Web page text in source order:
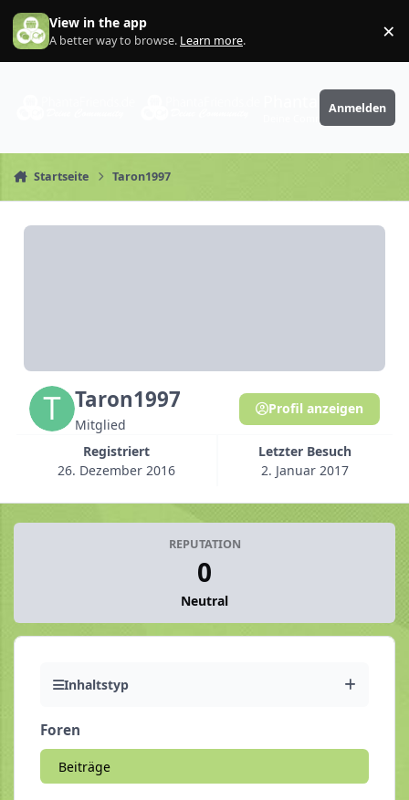
Zum Inhalt springen
View in the app
A better way to browse. Learn more. ×
PhantaFriends.de
Anmelden
Startseite Taron1997
Taron1997
Mitglied
Registriert
26. Dezember 2016
Letzter Besuch
2. Januar 2017
Profil anzeigen
REPUTATION
0
Neutral
Inhaltstyp
Foren
Beiträge